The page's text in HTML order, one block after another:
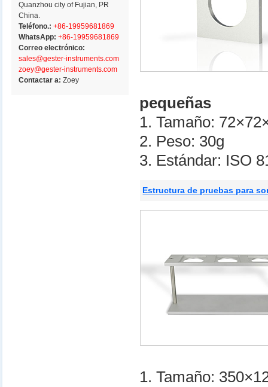
Quanzhou city of Fujian, PR
China.
Teléfono.: +86-19959681869
WhatsApp: +86-19959681869
Correo electrónico:
sales@gester-instruments.com
zoey@gester-instruments.com
Contactar a:Zoey
pequeñas
1. Tamaño:
2. Peso: 30g
3. Estándar: ISO
Estructura de pruebas para
1. Tamaño: